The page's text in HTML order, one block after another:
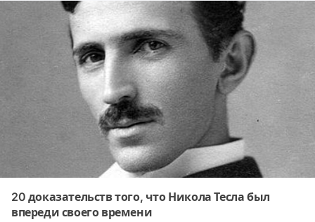
20 доказательств того, что Никола Тесла был
впереди своего времени